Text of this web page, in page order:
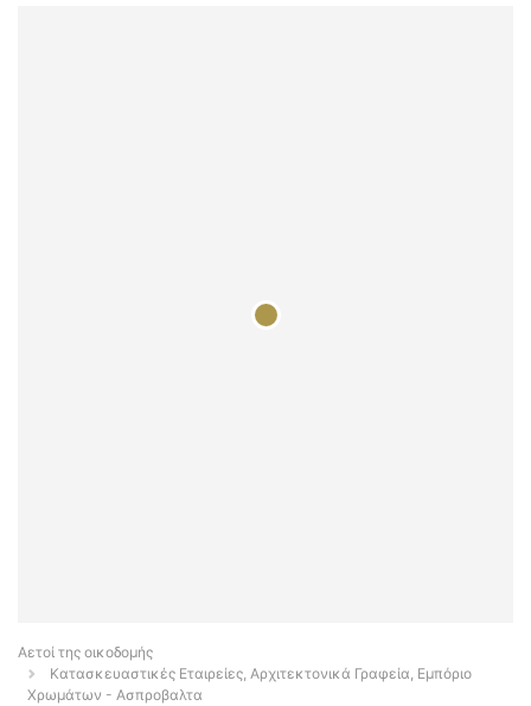
Αετοί της οικοδομής
Κατασκευαστικές Εταιρείες, Αρχιτεκτονικά Γραφεία, Εμπόριο
Χρωμάτων - Ασπροβαλτα